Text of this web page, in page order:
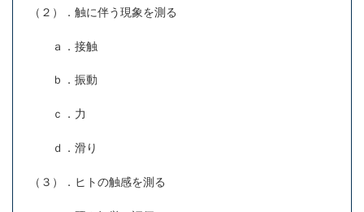
（２）．触に伴う現象を測る
ａ．接触
ｂ．振動
ｃ．力
ｄ．滑り
（３）．ヒトの触感を測る